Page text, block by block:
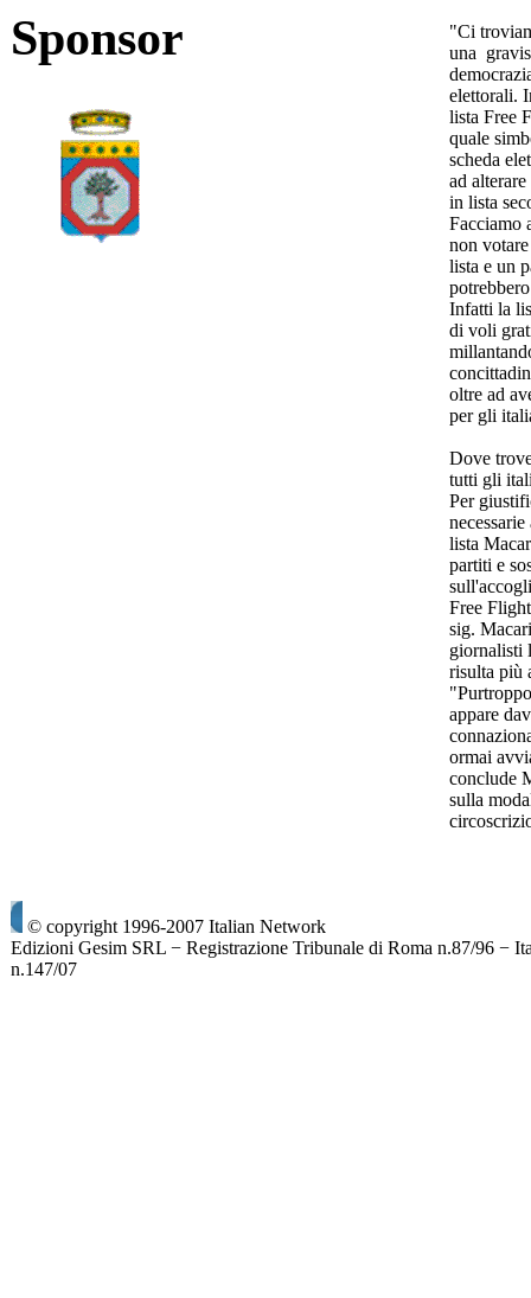
Sponsor
"Ci
una
elettorali.
lista Free
quale
scheda
ad
in lista
Facciamo
non
lista e un
Infatti la
di voli
oltre ad
per gli
Dove
tutti gli
Per
lista
partiti e
Free
sig.
giornalisti
risulta più
appare
ormai
conclude
sulla
© copyright 1996-2007 Italian Network
Edizioni Gesim SRL − Registrazione Tribunale di Roma n.87/96 −
n.147/07